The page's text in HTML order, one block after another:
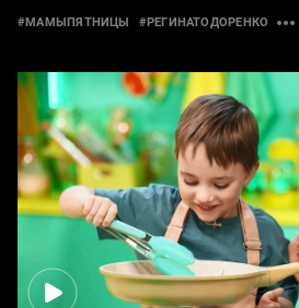
#МАМЫПЯТНИЦЫ #РЕГИНАТОДОРЕНКО